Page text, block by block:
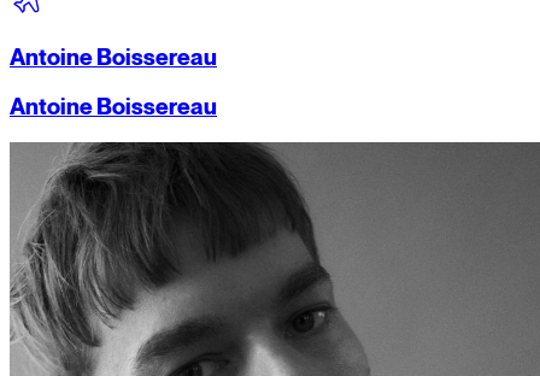
Antoine Boissereau
Antoine Boissereau